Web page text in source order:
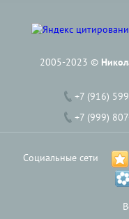
2005-2023 ©
+7 (916)
+7 (999)
Социальные сети